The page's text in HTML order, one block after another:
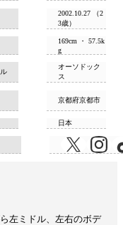
2002.10.27 （2
3歳）
169cm ・ 57.5k
g
オーソドック
ス
京都府京都市
日本
左ミドル、左右のボデ